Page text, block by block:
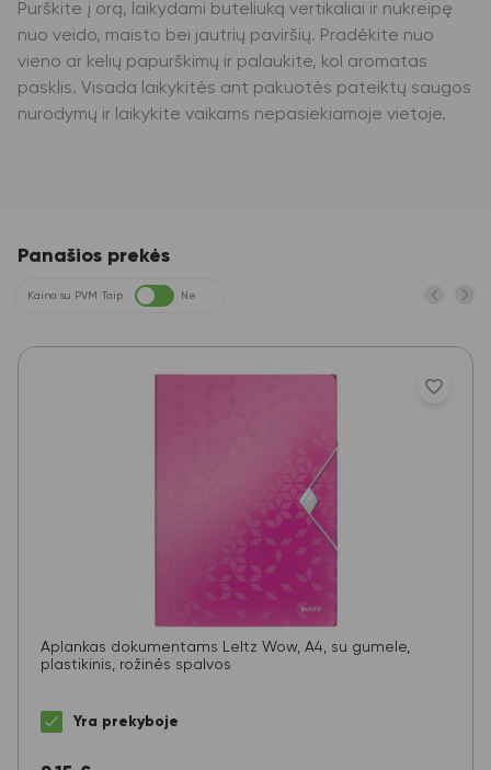
Purškite į orą, laikydami buteliuką vertikaliai ir nukreipę
nuo veido, maisto bei jautrių paviršių. Pradėkite nuo
vieno ar kelių papurškimų ir palaukite, kol aromatas
pasklis. Visada laikykitės ant pakuotės pateiktų saugos
nurodymų ir laikykite vaikams nepasiekiamoje vietoje.
Panašios prekės
Kaina su PVM Taip Ne
Aplankas dokumentams LeItz Wow, A4, su gumele,
plastikinis, rožinės spalvos
Yra prekyboje